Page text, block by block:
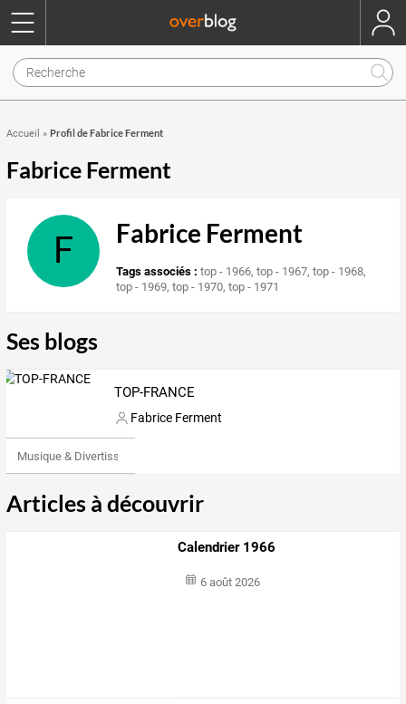
Accueil » Profil de Fabrice Ferment
Fabrice Ferment
F Fabrice Ferment
Tags associés : top - 1966,top - 1967,top - 1968,
top - 1969,top - 1970,top - 1971
Ses blogs
TOP-FRANCE
Fabrice Ferment
Musique & Divertissements
Articles à découvrir
Calendrier 1966
6 août 2026